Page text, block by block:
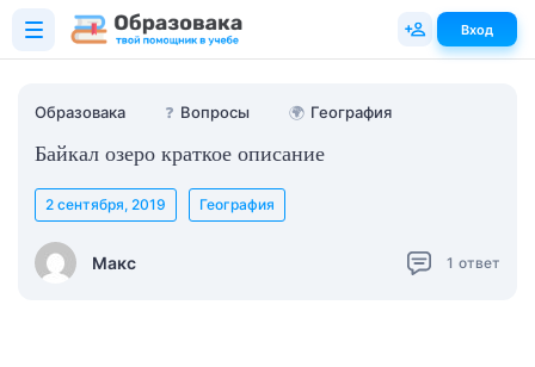
Образовака ❓ Вопросы 🌍 География
Байкал озеро краткое описание
Макс
2 сентября, 2019 География
1 ответ
Вход